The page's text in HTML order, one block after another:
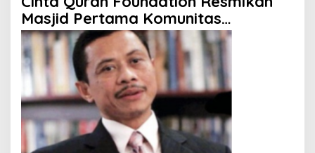
Masjid Pertama Komunitas
Indonesia di Kanada